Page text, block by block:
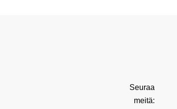
Seuraa
meitä: